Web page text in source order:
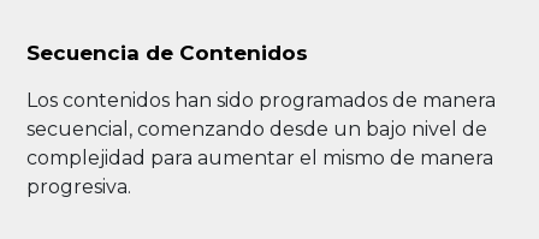
Secuencia de Contenidos
Los contenidos han sido programados de manera
secuencial, comenzando desde un bajo nivel de
complejidad para aumentar el mismo de manera
progresiva.